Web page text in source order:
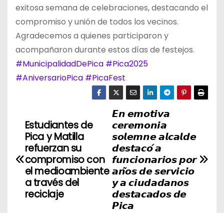
exitosa semana de celebraciones, destacando el
compromiso y unión de todos los vecinos.
Agradecemos a quienes participaron y
acompañaron durante estos días de festejos.
#MunicipalidadDePica #Pica2025
#AniversarioPica #PicaFest
N
v
𝙀𝙣 𝙚𝙢𝙤𝙩𝙞𝙫𝙖
𝙘𝙚𝙧𝙚𝙢𝙤𝙣𝙞𝙖
𝙨𝙤𝙡𝙚𝙢𝙣𝙚 𝙖𝙡𝙘𝙖𝙡𝙙𝙚
𝙙𝙚𝙨𝙩𝙖𝙘𝙤́ 𝙖
𝙛𝙪𝙣𝙘𝙞𝙤𝙣𝙖𝙧𝙞𝙤𝙨 𝙥𝙤𝙧
𝙖𝙣̃𝙤𝙨 𝙙𝙚 𝙨𝙚𝙧𝙫𝙞𝙘𝙞𝙤
𝙮 𝙖 𝙘𝙞𝙪𝙙𝙖𝙙𝙖𝙣𝙤𝙨
𝙙𝙚𝙨𝙩𝙖𝙘𝙖𝙙𝙤𝙨 𝙙𝙚
𝙋𝙞𝙘𝙖
Estudiantes de
Pica y Matilla
refuerzan su
compromiso con
el medioambiente
a través del
reciclaje